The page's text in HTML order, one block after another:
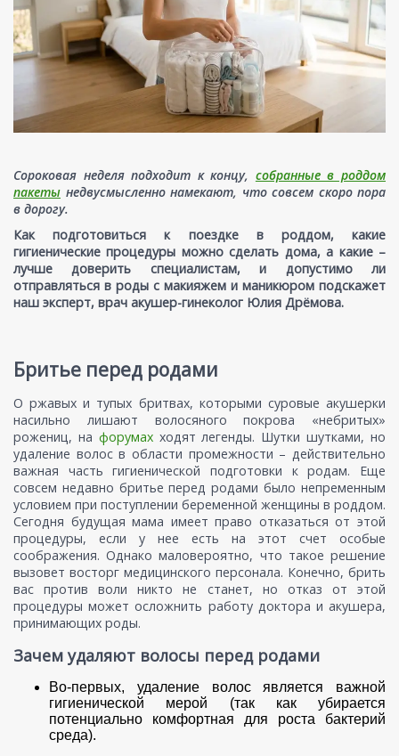
Сороковая неделя подходит к концу, собранные в роддом
пакеты недвусмысленно намекают, что совсем скоро пора
в дорогу.
Как подготовиться к поездке в роддом, какие
гигиенические процедуры можно сделать дома, а какие –
лучше доверить специалистам, и допустимо ли
отправляться в роды с макияжем и маникюром подскажет
наш эксперт, врач акушер-гинеколог Юлия Дрёмова.
Бритье перед родами
О ржавых и тупых бритвах, которыми суровые акушерки
насильно лишают волосяного покрова «небритых»
рожениц, на форумахходят легенды. Шутки шутками, но
удаление волос в области промежности – действительно
важная часть гигиенической подготовки к родам. Еще
совсем недавно бритье перед родами было непременным
условием при поступлении беременной женщины в роддом.
Сегодня будущая мама имеет право отказаться от этой
процедуры, если у нее есть на этот счет особые
соображения. Однако маловероятно, что такое решение
вызовет восторг медицинского персонала. Конечно, брить
вас против воли никто не станет, но отказ от этой
процедуры может осложнить работу доктора и акушера,
принимающих роды.
Зачем удаляют волосы перед родами
Во-первых, удаление волос является важной
гигиенической мерой (так как убирается
потенциально комфортная для роста бактерий
среда).